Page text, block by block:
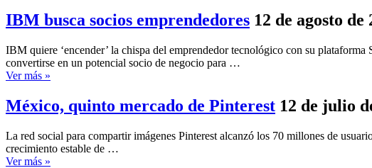
IBM busca socios emprendedores 12 de agosto de
IBM quiere ‘encender’ la chispa del emprendedor tecnológico con su
convertirse en un potencial socio de negocio para …
Ver más »
México, quinto mercado de Pinterest 12 de julio
La red social para compartir imágenes Pinterest alcanzó los 70 millones de
crecimiento estable de …
Ver más »